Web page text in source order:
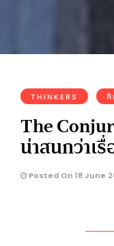
THINKERS คิ
The
น่าสนกว่าเ
Posted On 18 June